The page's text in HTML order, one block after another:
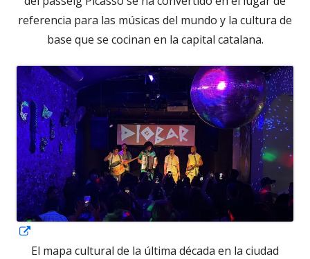
referencia para las músicas del mundo y la cultura de
base que se cocinan en la capital catalana.
en
El mapa cultural de la última década en la ciudad